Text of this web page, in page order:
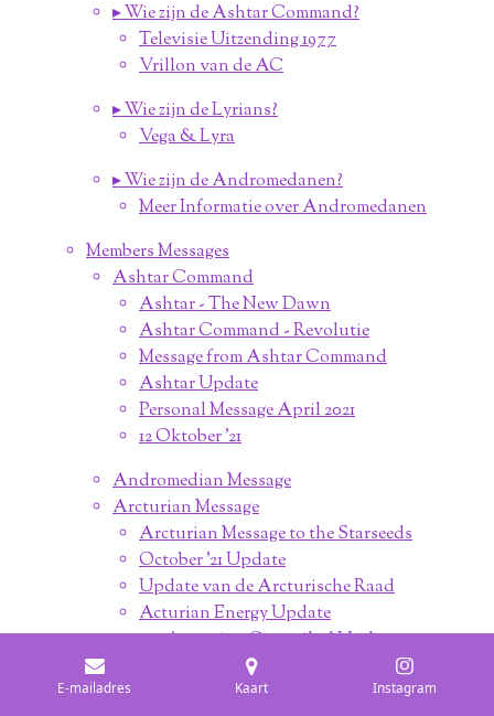
▸ Wie zijn de Ashtar Command?
Televisie Uitzending 1977
Vrillon van de AC
▸ Wie zijn de Lyrians?
Vega & Lyra
▸ Wie zijn de Andromedanen?
Meer Informatie over Andromedanen
Members Messages
Ashtar Command
Ashtar - The New Dawn
Ashtar Command - Revolutie
Message from Ashtar Command
Ashtar Update
Personal Message April 2021
12 Oktober '21
Andromedian Message
Arcturian Message
Arcturian Message to the Starseeds
October '21 Update
Update van de Arcturische Raad
Acturian Energy Update
Arcturian Council 5d Update
Arcturian: Starseed Journey
E-mailadres Kaart Instagram